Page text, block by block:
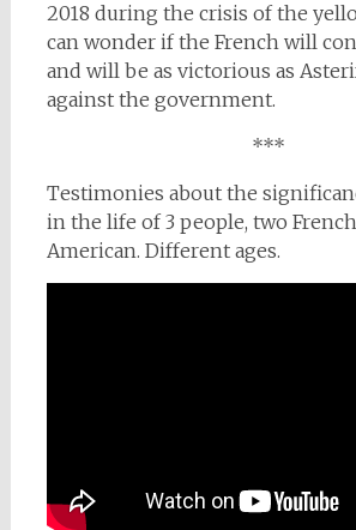
2018 during the crisis of the
can wonder if the French will
and will be as victorious as
against the government.
***
Testimonies about the
in the life of 3 people, two
American. Different ages.